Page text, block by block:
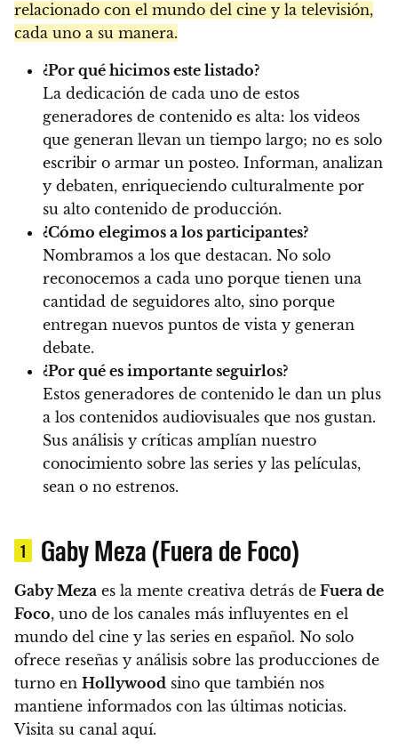
relacionado con el mundo del cine y la televisión,
cada uno a su manera.
¿Por qué hicimos este listado?
La dedicación de cada uno de estos
generadores de contenido es alta: los videos
que generan llevan un tiempo largo; no es solo
escribir o armar un posteo. Informan, analizan
y debaten, enriqueciendo culturalmente por
su alto contenido de producción.
¿Cómo elegimos a los participantes?
Nombramos a los que destacan. No solo
reconocemos a cada uno porque tienen una
cantidad de seguidores alto, sino porque
entregan nuevos puntos de vista y generan
debate.
¿Por qué es importante seguirlos?
Estos generadores de contenido le dan un plus
a los contenidos audiovisuales que nos gustan.
Sus análisis y críticas amplían nuestro
conocimiento sobre las series y las películas,
sean o no estrenos.
1 Gaby Meza (Fuera de Foco)
Gaby Meza es la mente creativa detrás de Fuera de
Foco, uno de los canales más influyentes en el
mundo del cine y las series en español. No solo
ofrece reseñas y análisis sobre las producciones de
turno en Hollywood sino que también nos
mantiene informados con las últimas noticias.
Visita su canal aquí.